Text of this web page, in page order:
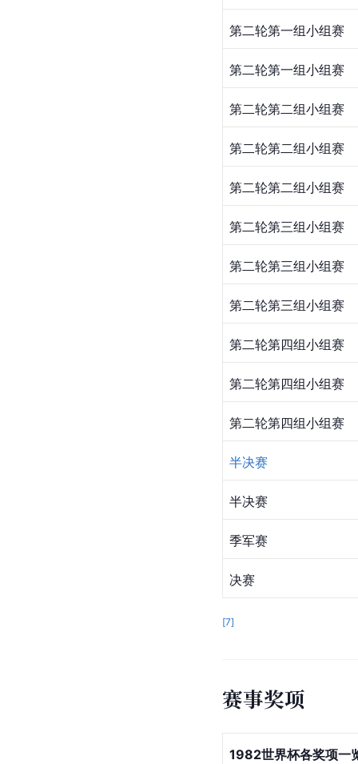
第二轮第一组小组赛
第二轮第一组小组赛
第二轮第二组小组赛
第二轮第二组小组赛
第二轮第二组小组赛
第二轮第三组小组赛
第二轮第三组小组赛
第二轮第三组小组赛
第二轮第四组小组赛
第二轮第四组小组赛
第二轮第四组小组赛
半决赛
半决赛
季军赛
决赛
[7]
赛事奖项
1982世界杯各奖项一